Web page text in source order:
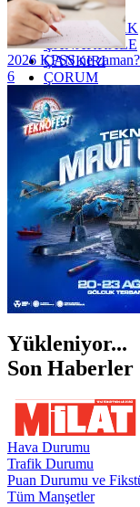
YOZGAT
ZONGULDAK
ÇANAKKALE
ÇANKIRI
ÇORUM
İSTANBUL
İZMİR
ŞANLIURFA
ŞIRNAK
2026 KPSS ne
6
Yükleniyor...
Son Haberler
Hava Durumu
Trafik Durumu
Puan Durumu ve
Tüm Manşetler